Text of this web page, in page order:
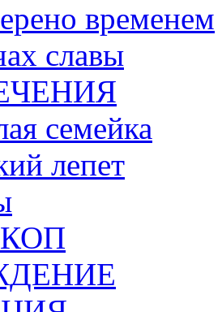
временем
славы
семейка
лепет